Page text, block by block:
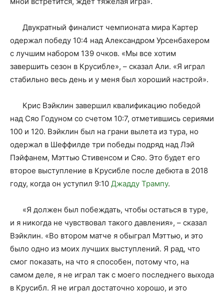
Двукратный финалист чемпионата мира Картер
одержал победу 10:4 над Александром Урсенбахером
с лучшим набором 139 очков. «Мы все хотим
завершить сезон в Крусибле», – сказал Али. «Я играл
стабильно весь день и у меня был хороший настрой».
Крис Вэйклин завершил квалификацию победой
над Сяо Годуном со счетом 10:7, отметившись сериями
100 и 120. Вэйклин был на грани вылета из тура, но
одержал в Шеффилде три победы подряд над Лэй
Пэйфанем, Мэттью Стивенсом и Сяо. Это будет его
второе выступление в Крусибле после дебюта в 2018
году, когда он уступил 9:10 Джадду Трампу.
«Я должен был побеждать, чтобы остаться в туре,
и я никогда не чувствовал такого давления», – сказал
Вэйклин. «Во втором матче я обыграл Мэттью, и это
было одно из моих лучших выступлений. Я рад, что
смог показать, на что я способен, потому что, на
самом деле, я не играл так с моего последнего выхода
в Крусибл. Я не играл достаточно хорошо, и это